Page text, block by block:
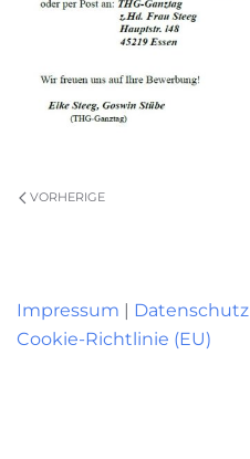
VORHERIGE
Impressum | Datenschutz
Cookie-Richtlinie (EU)